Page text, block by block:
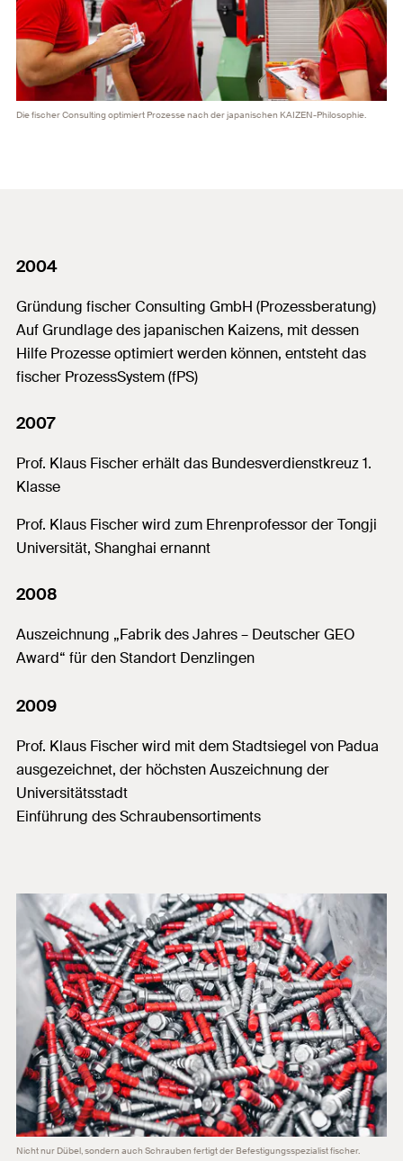
Die fischer Consulting optimiert Prozesse nach der japanischen KAIZEN-Philosophie.
2004
Gründung fischer Consulting GmbH (Prozessberatung)
Auf Grundlage des japanischen Kaizens, mit dessen
Hilfe Prozesse optimiert werden können, entsteht das
fischer ProzessSystem (fPS)
2007
Prof. Klaus Fischer erhält das Bundesverdienstkreuz 1.
Klasse
Prof. Klaus Fischer wird zum Ehrenprofessor der Tongji
Universität, Shanghai ernannt
2008
Auszeichnung „Fabrik des Jahres – Deutscher GEO
Award“ für den Standort Denzlingen
2009
Prof. Klaus Fischer wird mit dem Stadtsiegel von Padua
ausgezeichnet, der höchsten Auszeichnung der
Universitätsstadt
Einführung des Schraubensortiments
Nicht nur Dübel, sondern auch Schrauben fertigt der Befestigungsspezialist fischer.